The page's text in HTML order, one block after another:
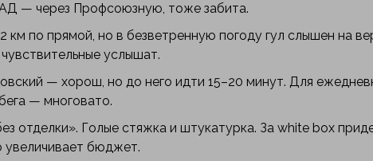
— через Профсоюзную, тоже забита.
км по прямой, но в безветренную погоду гул слышен на
услышат.
— хорош, но до него идти 15–20 минут. Для
— многовато.
отделки». Голые стяжка и штукатурка. За white box
увеличивает бюджет.